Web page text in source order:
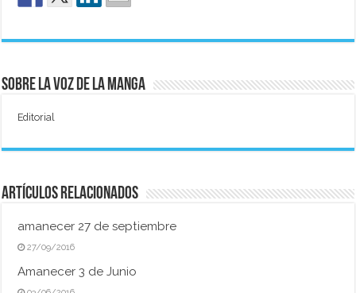
Sobre La Voz de La Manga
Editorial
Artículos relacionados
amanecer 27 de septiembre
27/09/2016
Amanecer 3 de Junio